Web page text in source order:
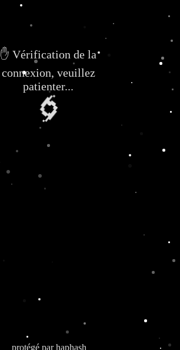
✋ Vérification de la
connexion, veuillez
patienter...
🌀
protégé parhaphash